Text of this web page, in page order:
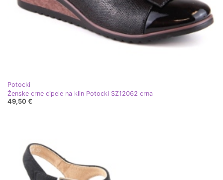
Potocki
Ženske crne cipele na klin Potocki SZ12062 crna
49,50 €